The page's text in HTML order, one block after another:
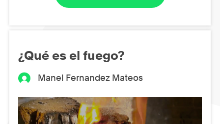
¿Qué es el fuego?
Manel Fernandez Mateos